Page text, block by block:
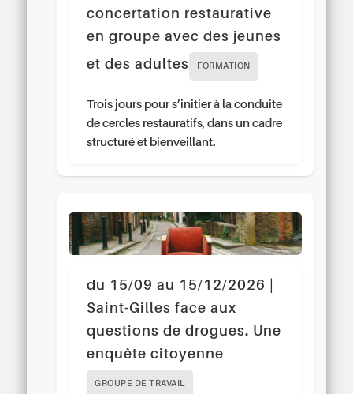
concertation restaurative
en groupe avec des jeunes
et des adultes
FORMATION
Trois jours pour s’initier à la conduite
de cercles restauratifs, dans un cadre
structuré et bienveillant.
du 15/09 au 15/12/2026 |
Saint-Gilles face aux
questions de drogues. Une
enquête citoyenne
GROUPE DE TRAVAIL